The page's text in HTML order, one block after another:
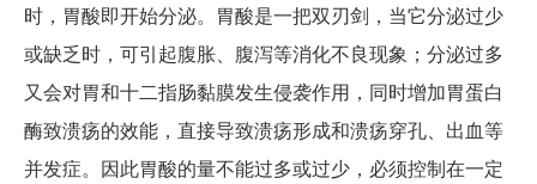
时，胃酸即开始分泌。胃酸是一把双刃剑，当它分泌过少
或缺乏时，可引起腹胀、腹泻等消化不良现象；分泌过多
又会对胃和十二指肠黏膜发生侵袭作用，同时增加胃蛋白
酶致溃疡的效能，直接导致溃疡形成和溃疡穿孔、出血等
并发症。因此胃酸的量不能过多或过少，必须控制在一定